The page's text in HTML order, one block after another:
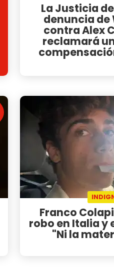
La Justicia
denuncia de
contra Alex
reclamará
Franco
robo en Italia y
"Ni la